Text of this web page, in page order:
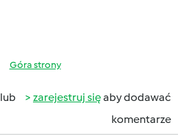
Góra strony
lub zarejestruj sięaby dodawać
komentarze